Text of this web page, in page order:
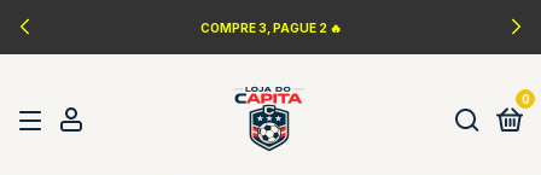
COMPRE 3, PAGUE 2 🔥
0